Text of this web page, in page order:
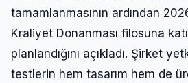
tamamlanmasının ardından
Kraliyet Donanması filosuna
planlandığını açıkladı. Şirket
testlerin hem tasarım hem de